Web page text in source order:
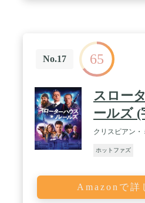
No.17 65
スロー
ールズ​ (
クリスピアン・
ホットファズ
Amazonで詳